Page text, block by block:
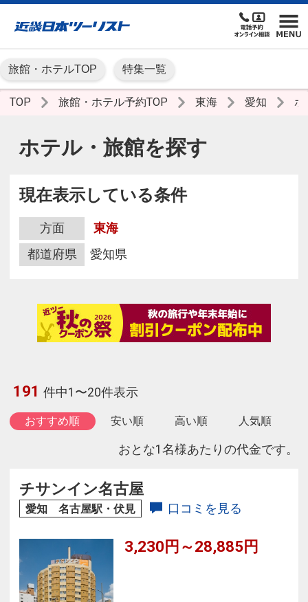
旅館・ホテルTOP 特集一覧
TOP 旅館・ホテル予約TOP 東海 愛知 ホ
ホテル・旅館を探す
現在表示している条件
方面
東海
都道府県
愛知県
191 件中1〜20件表示
おすすめ順 安い順 高い順 人気順
おとな1名様あたりの代金です。
チサンイン名古屋
愛知 名古屋駅・伏見 口コミを見る
3,230円～28,885円